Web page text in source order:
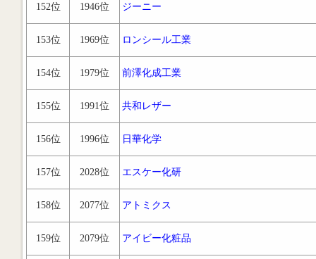
152位 1946位 ジーニー
153位 1969位 ロンシール工業
154位 1979位 前澤化成工業
155位 1991位 共和レザー
156位 1996位 日華化学
157位 2028位 エスケー化研
158位 2077位 アトミクス
159位 2079位 アイビー化粧品